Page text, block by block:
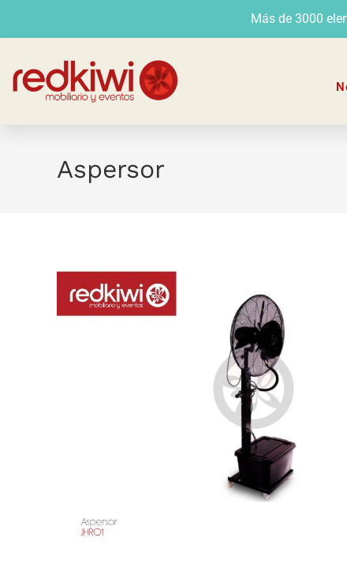
Más de 3000
Aspersor